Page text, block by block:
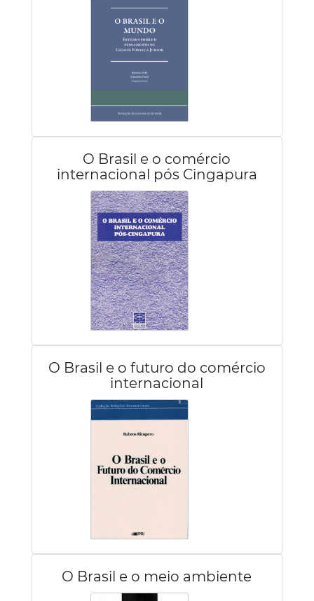
O Brasil e o comércio
internacional pós Cingapura
O Brasil e o futuro do comércio
internacional
O Brasil e o meio ambiente